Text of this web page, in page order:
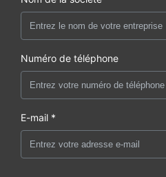
Numéro de téléphone
E-mail *